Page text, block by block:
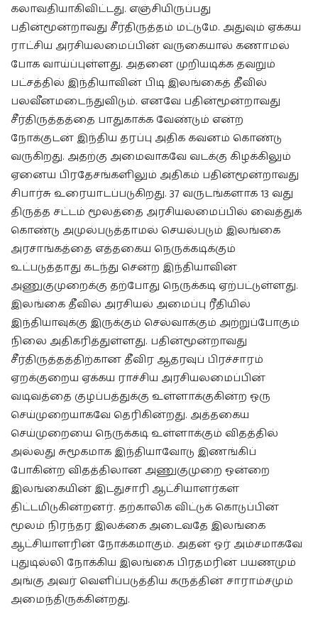
கலாவதியாகிவிட்டது. எஞ்சியிருப்பது
பதின்மூன்றாவது சீர்திருத்தம் மட்டுமே. அதுவும் ஏக்கய
ராட்சிய அரசியலமைப்பின் வருகையால் கணாமல்
போக வாய்ப்புள்ளது. அதனை முறியடிக்க தவறும்
பட்சத்தில் இந்தியாவின் பிடி இலங்கைத் தீவில்
பலவீனமடைந்துவிடும். எனவே பதின்மூன்றாவது
சீர்திருத்தத்தை பாதுகாக்க வேண்டும் என்ற
நோக்குடன் இந்திய தரப்பு அதிக கவனம் கொண்டு
வருகிறது. அதற்கு அமைவாகவே வடக்கு கிழக்கிலும்
ஏனைய பிரதேசங்களிலும் அதிகம் பதின்மூன்றாவது
சிபார்சு உரையாடப்படுகிறது. 37 வருடங்களாக 13 வது
திருத்த சட்டம் மூலத்தை அரசியலமைப்பில் வைத்துக்
கொண்டு அமுல்படுத்தாமல் செயல்படும் இலங்கை
அரசாங்கத்தை எத்தகைய நெருக்கடிக்கும்
உட்படுத்தாது கடந்து சென்ற இந்தியாவின்
அணுகுமுறைக்கு தற்போது நெருக்கடி ஏற்பட்டுள்ளது.
இலங்கை தீவில் அரசியல் அமைப்பு ரீதியில்
இந்தியாவுக்கு இருக்கும் செல்வாக்கும் அற்றுப்போகும்
நிலை அதிகரித்துள்ளது. பதின்மூன்றாவது
சீர்திருத்தத்திற்கான தீவிர ஆதரவுப் பிரச்சாரம்
ஏறக்குறைய ஏக்கய ராச்சிய அரசியலமைப்பின்
வடிவத்தை குழப்பத்துக்கு உள்ளாக்குகின்ற ஒரு
செய்முறையாகவே தெரிகின்றது. அத்தகைய
செய்முறையை நெருக்கடி உள்ளாக்கும் விதத்தில்
அல்லது சுமூகமாக இந்தியாவோடு இணங்கிப்
போகின்ற விதத்திலான அணுகுமுறை ஒன்றை
இலங்கையின் இடதுசாரி ஆட்சியாளர்கள்
திட்டமிடுகின்றனர். தற்காலிக விட்டுக் கொடுப்பின்
மூலம் நிரந்தர இலக்கை அடைவதே இலங்கை
ஆட்சியாளரின் நோக்கமாகும். அதன் ஓர் அம்சமாகவே
புதுடில்லி நோக்கிய இலங்கை பிரதமரின் பயணமும்
அங்கு அவர் வெளிப்படுத்திய கருத்தின் சாராம்சமும்
அமைந்திருக்கின்றது.